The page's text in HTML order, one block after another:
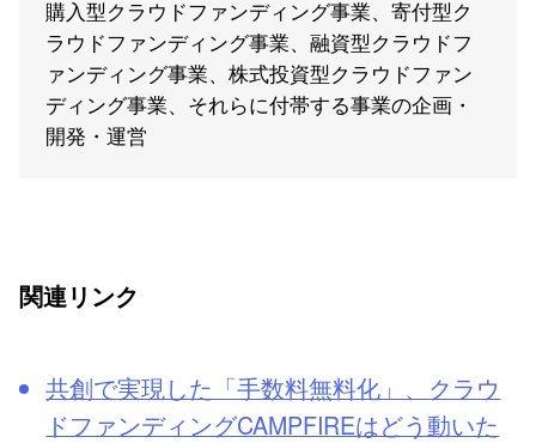
購入型クラウドファンディング事業、寄付型ク
ラウドファンディング事業、融資型クラウドフ
ァンディング事業、株式投資型クラウドファン
ディング事業、それらに付帯する事業の企画・
開発・運営
関連リンク
共創で実現した「手数料無料化」、クラウ
ドファンディングCAMPFIREはどう動いた